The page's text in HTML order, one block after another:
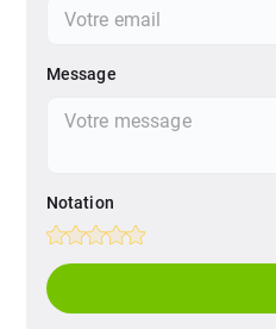
Message
Notation
1 Star
2 Stars
3 Stars
4 Stars
5 Stars
Empty